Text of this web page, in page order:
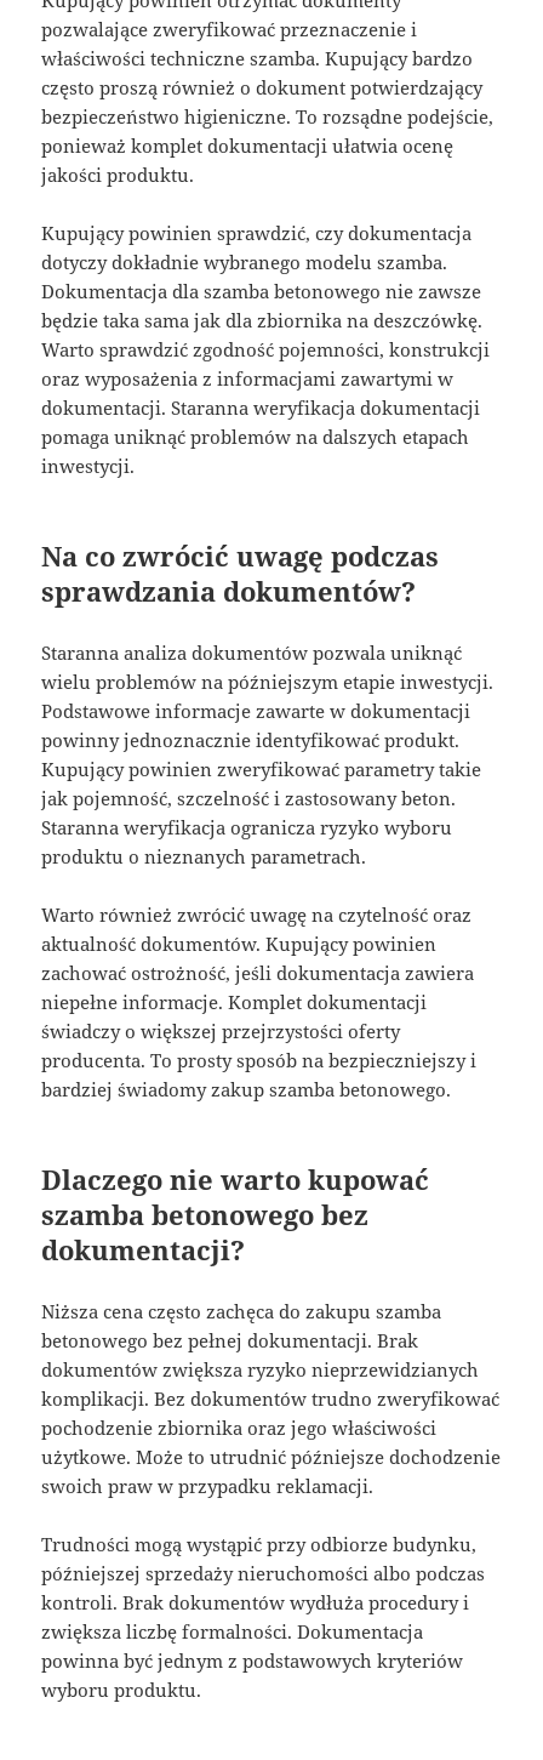
pozwalające zweryfikować przeznaczenie i
właściwości techniczne szamba. Kupujący bardzo
często proszą również o dokument potwierdzający
bezpieczeństwo higieniczne. To rozsądne podejście,
ponieważ komplet dokumentacji ułatwia ocenę
jakości produktu.
Kupujący powinien sprawdzić, czy dokumentacja
dotyczy dokładnie wybranego modelu szamba.
Dokumentacja dla szamba betonowego nie zawsze
będzie taka sama jak dla zbiornika na deszczówkę.
Warto sprawdzić zgodność pojemności, konstrukcji
oraz wyposażenia z informacjami zawartymi w
dokumentacji. Staranna weryfikacja dokumentacji
pomaga uniknąć problemów na dalszych etapach
inwestycji.
Na co zwrócić uwagę podczas
sprawdzania dokumentów?
Staranna analiza dokumentów pozwala uniknąć
wielu problemów na późniejszym etapie inwestycji.
Podstawowe informacje zawarte w dokumentacji
powinny jednoznacznie identyfikować produkt.
Kupujący powinien zweryfikować parametry takie
jak pojemność, szczelność i zastosowany beton.
Staranna weryfikacja ogranicza ryzyko wyboru
produktu o nieznanych parametrach.
Warto również zwrócić uwagę na czytelność oraz
aktualność dokumentów. Kupujący powinien
zachować ostrożność, jeśli dokumentacja zawiera
niepełne informacje. Komplet dokumentacji
świadczy o większej przejrzystości oferty
producenta. To prosty sposób na bezpieczniejszy i
bardziej świadomy zakup szamba betonowego.
Dlaczego nie warto kupować
szamba betonowego bez
dokumentacji?
Niższa cena często zachęca do zakupu szamba
betonowego bez pełnej dokumentacji. Brak
dokumentów zwiększa ryzyko nieprzewidzianych
komplikacji. Bez dokumentów trudno zweryfikować
pochodzenie zbiornika oraz jego właściwości
użytkowe. Może to utrudnić późniejsze dochodzenie
swoich praw w przypadku reklamacji.
Trudności mogą wystąpić przy odbiorze budynku,
późniejszej sprzedaży nieruchomości albo podczas
kontroli. Brak dokumentów wydłuża procedury i
zwiększa liczbę formalności. Dokumentacja
powinna być jednym z podstawowych kryteriów
wyboru produktu.